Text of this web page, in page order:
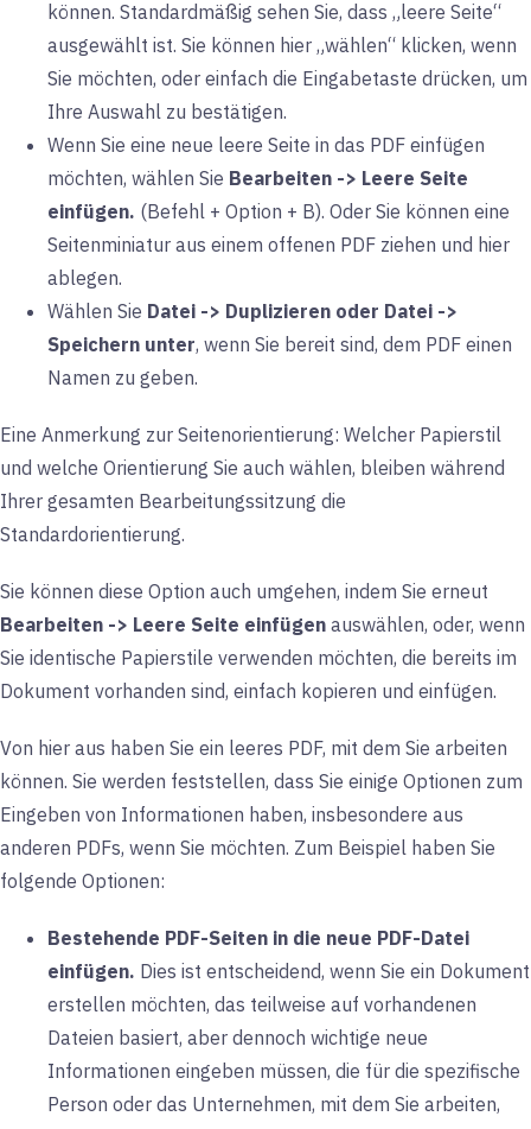
können. Standardmäßig sehen Sie, dass „leere Seite“
ausgewählt ist. Sie können hier „wählen“ klicken, wenn
Sie möchten, oder einfach die Eingabetaste drücken, um
Ihre Auswahl zu bestätigen.
Wenn Sie eine neue leere Seite in das PDF einfügen
möchten, wählen Sie Bearbeiten -> Leere Seite
einfügen. (Befehl + Option + B). Oder Sie können eine
Seitenminiatur aus einem offenen PDF ziehen und hier
ablegen.
Wählen Sie Datei -> Duplizieren oder Datei ->
Speichern unter, wenn Sie bereit sind, dem PDF einen
Namen zu geben.
Eine Anmerkung zur Seitenorientierung: Welcher Papierstil
und welche Orientierung Sie auch wählen, bleiben während
Ihrer gesamten Bearbeitungssitzung die
Standardorientierung.
Sie können diese Option auch umgehen, indem Sie erneut
Bearbeiten -> Leere Seite einfügen auswählen, oder, wenn
Sie identische Papierstile verwenden möchten, die bereits im
Dokument vorhanden sind, einfach kopieren und einfügen.
Von hier aus haben Sie ein leeres PDF, mit dem Sie arbeiten
können. Sie werden feststellen, dass Sie einige Optionen zum
Eingeben von Informationen haben, insbesondere aus
anderen PDFs, wenn Sie möchten. Zum Beispiel haben Sie
folgende Optionen:
Bestehende PDF-Seiten in die neue PDF-Datei
einfügen. Dies ist entscheidend, wenn Sie ein Dokument
erstellen möchten, das teilweise auf vorhandenen
Dateien basiert, aber dennoch wichtige neue
Informationen eingeben müssen, die für die spezifische
Person oder das Unternehmen, mit dem Sie arbeiten,